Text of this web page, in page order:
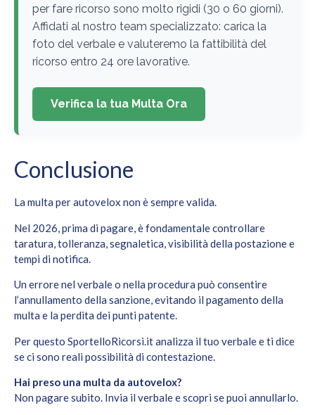
per fare ricorso sono molto rigidi (30 o 60 giorni).
Affidati al nostro team specializzato: carica la
foto del verbale e valuteremo la fattibilità del
ricorso entro 24 ore lavorative.
Verifica la tua Multa Ora
Conclusione
La multa per autovelox non è sempre valida.
Nel 2026, prima di pagare, è fondamentale controllare
taratura, tolleranza, segnaletica, visibilità della postazione e
tempi di notifica.
Un errore nel verbale o nella procedura può consentire
l’annullamento della sanzione, evitando il pagamento della
multa e la perdita dei punti patente.
Per questo SportelloRicorsi.it analizza il tuo verbale e ti dice
se ci sono reali possibilità di contestazione.
Hai preso una multa da autovelox?
Non pagare subito. Invia il verbale e scopri se puoi annullarlo.